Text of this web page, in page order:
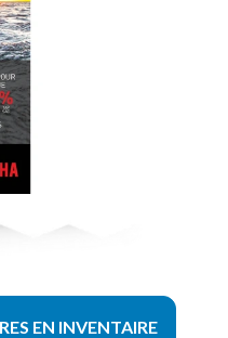
EN INVENTAIRE